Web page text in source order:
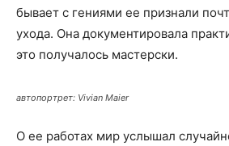
бывает с гениями ее признали
ухода. Она документировала
это получалось мастерски.
автопортрет: Vivian Maier
О ее работах мир услышал